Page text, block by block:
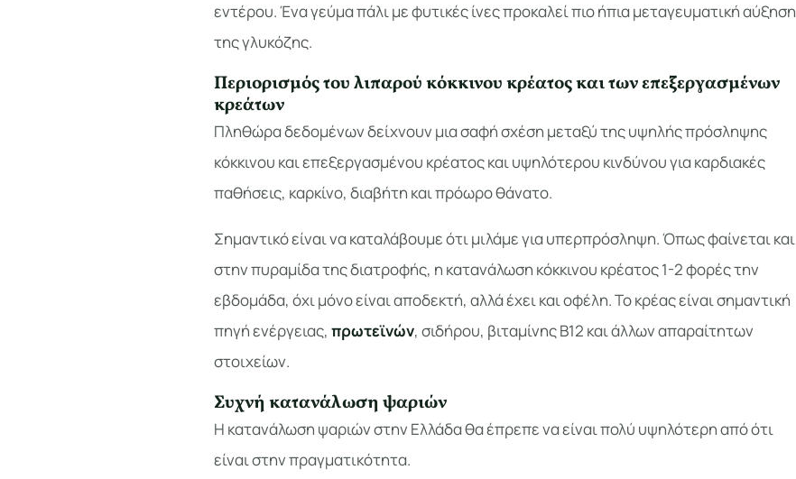
εντέρου. Ένα γεύμα πάλι με φυτικές ίνες προκαλεί πιο ήπια μεταγευματική αύξηση
της γλυκόζης.
Περιορισμός του λιπαρού κόκκινου κρέατος και των επεξεργασμένων
κρεάτων
Πληθώρα δεδομένων δείχνουν μια σαφή σχέση μεταξύ της υψηλής πρόσληψης
κόκκινου και επεξεργασμένου κρέατος και υψηλότερου κινδύνου για καρδιακές
παθήσεις, καρκίνο, διαβήτη και πρόωρο θάνατο.
Σημαντικό είναι να καταλάβουμε ότι μιλάμε για υπερπρόσληψη. Όπως φαίνεται και
στην πυραμίδα της διατροφής, η κατανάλωση κόκκινου κρέατος 1-2 φορές την
εβδομάδα, όχι μόνο είναι αποδεκτή, αλλά έχει και οφέλη. Το κρέας είναι σημαντική
πηγή ενέργειας, πρωτεϊνών, σιδήρου, βιταμίνης Β12 και άλλων απαραίτητων
στοιχείων.
Συχνή κατανάλωση ψαριών
Η κατανάλωση ψαριών στην Ελλάδα θα έπρεπε να είναι πολύ υψηλότερη από ότι
είναι στην πραγματικότητα.